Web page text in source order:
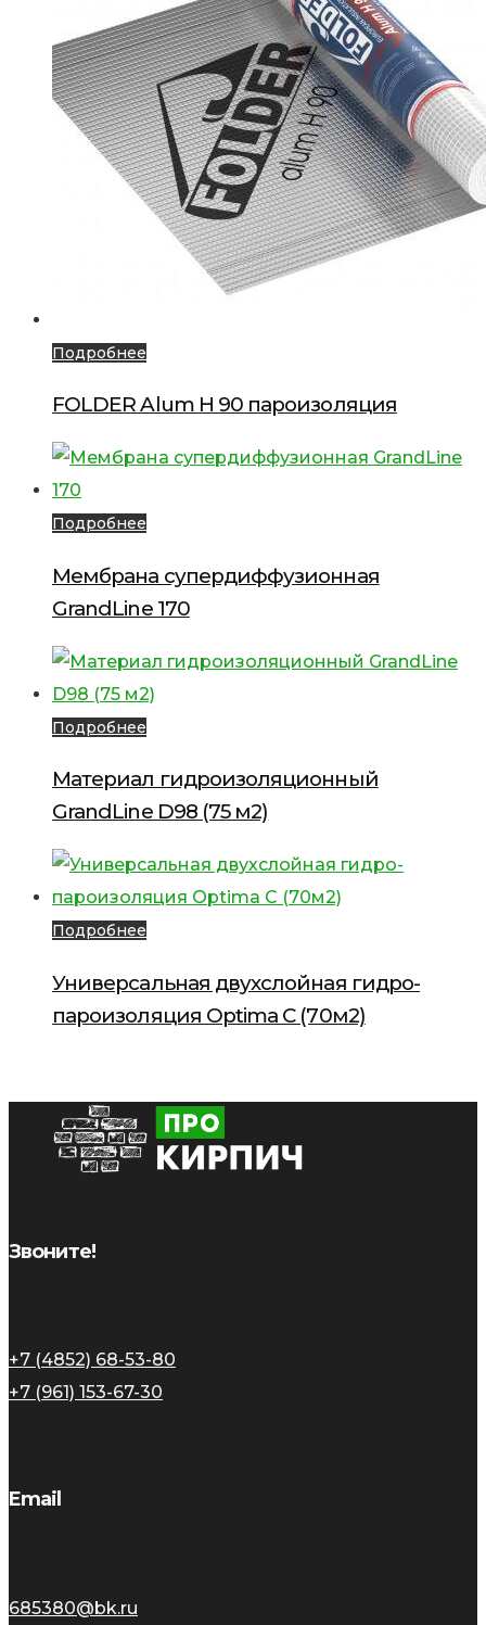
Подробнее
FOLDER Alum H 90 пароизоляция
Подробнее
Мембрана супердиффузионная
GrandLine 170
Подробнее
Материал гидроизоляционный
GrandLine D98 (75 м2)
Подробнее
Универсальная двухслойная гидро-
пароизоляция Optima C (70м2)
Звоните!
+7 (4852) 68-53-80
+7 (961) 153-67-30
Email
685380@bk.ru